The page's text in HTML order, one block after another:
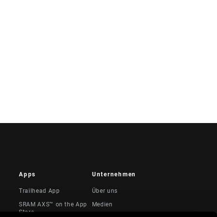
Apps
Trailhead App
SRAM AXS™ on the App
Store
Unternehmen
Über uns
Medien